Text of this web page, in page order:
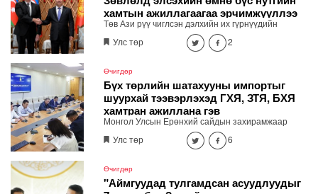
хамтын ажиллагаагаа эрчимжүүллээ
Төв Ази рүү чиглсэн дэлхийн их гүрнүүдийн
геополитик болон эдийн засгийн ач холбогдол
нэмэгдэж, “Төв Ази + их гүрнүүд” хэлбэрийн
Найрамдах Киргиз Улс олон улсын хамтын
нийгэмлэг дэх нэр хүндээ бэхжүүлж, бүс нутгийн
тогтвортой байдлын институцийн хөгжлийг
дэмжих системтэй бодлогыг тууштай хэрэгжүүлж
байна.
Улс төр 2
Өчигдөр
Бүх төрлийн шатахууны импортыг
шуурхай тээвэрлэхэд ГХЯ, ЗТЯ, БХЯ
хамтран ажиллана гэв
Монгол Улсын Ерөнхий сайдын захирамжаар
байгуулагдсан шатахууны хангамж,
нийлүүлэлтийг тогтворжуулах шуурхай штаб өдөр
хурлаар холбогдох газрууд ажлын үр дүнгээ
танилцуулж, үүрэг чиглэлийг өглөө.
Улс төр 6
Өчигдөр
"Аймгуудад тулгамдсан асуудлуудыг